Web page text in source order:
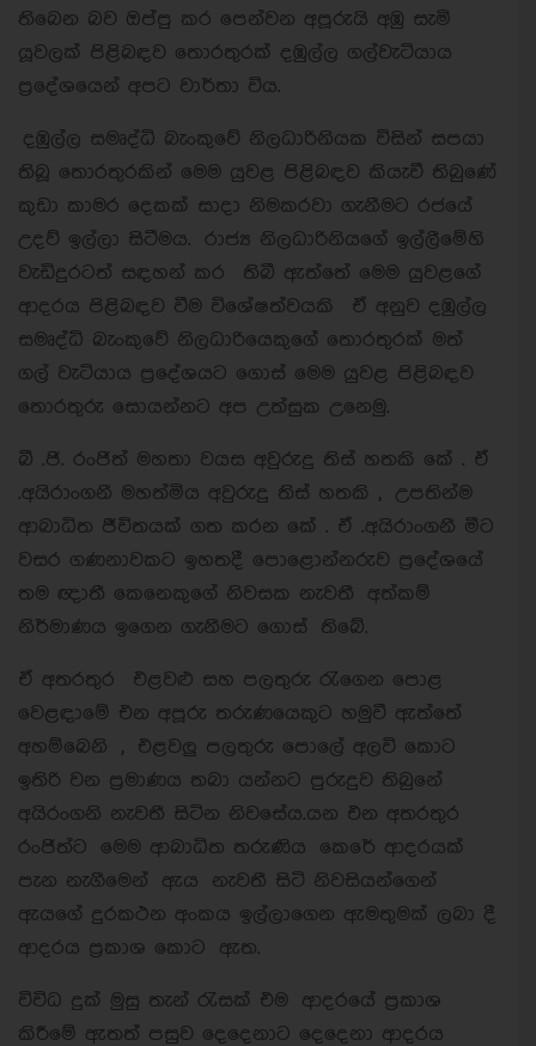
තිබෙන බව ඔප්පු කර පෙන්වන අපූරුයි අඹු සැමි
යූවලක් පිළිබඳව තොරතුරක් දඹුල්ල ගල්වැටියාය
ප්‍රදේශයෙන් අපට වාර්තා විය.
දඹුල්ල සමෘද්ධි බැංකුවේ නිලධාරිනියක විසින් සපයා
තිබූ තොරතුරකින් මෙම යුවළ පිළිබඳව කියැවී තිබුණේ
කුඩා කාමර දෙකක් සාදා නිමකරවා ගැනීමට රජයේ
උදව් ඉල්ලා සිටීමය. රාජ්‍ය නිලධාරිනියගේ ඉල්ලීමේහි
වැඩිදුරටත් සඳහන් කර තිබී ඇත්තේ මෙම යුවළගේ
ආදරය පිළිබඳව වීම විශේෂත්වයකි ඒ අනුව දඹුල්ල
සමෘද්ධි බැංකුවේ නිලධාරියෙකුගේ තොරතුරක් මත්
ගල් වැටියාය ප්‍රදේශයට ගොස් මෙම යුවළ පිළිබඳව
තොරතුරු සොයන්නට අප උත්සුක උනෙමු.
බී .ජි. රංජිත් මහතා වයස අවුරුදු තිස් හතකි කේ . ඒ
.අයිරාංගනී මහත්මිය අවුරුදු තිස් හතකි , උපතින්ම
ආබාධිත ජීවිතයක් ගත කරන කේ . ඒ .අයිරාංගනී මීට
වසර ගණනාවකට ඉහතදී පොළොන්නරුව ප්‍රදේශයේ
තම ඥාතී කෙනෙකුගේ නිවසක නැවතී අත්කම්
නිර්මාණය ඉගෙන ගැනීමට ගොස් තිබේ.
ඒ අතරතුර එළවළු සහ පලතුරු රැගෙන පොළ
වෙළඳාමේ එන අපූරු තරුණයෙකුට හමුවී ඇත්තේ
අහම්බෙනි , එළවලු පලතුරු පොලේ අලවි කොට
ඉතිරි වන ප්‍රමාණය තබා යන්නට පුරුදුව තිබුනේ
අයිරංගනි නැවතී සිටින නිවසේය.යන එන අතරතුර
රංජිත්ට මෙම ආබාධිත තරුණිය කෙරේ ආදරයක්
පැන නැගීමෙන් ඇය නැවතී සිටි නිවසියන්ගෙන්
ඇයගේ දුරකථන අංකය ඉල්ලාගෙන ඇමතුමක් ලබා දී
ආදරය ප්‍රකාශ කොට ඇත.
විවිධ දුක් මුසු තැන් රැසක් එම ආදරයේ ප්‍රකාශ
කිරීමේ ඇතත් පසුව දෙදෙනාට දෙදෙනා ආදරය